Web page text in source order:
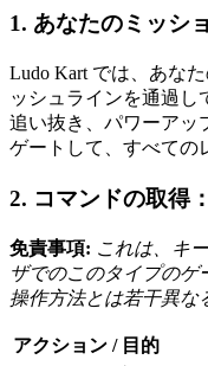
1. あなたのミッシ
Ludo Kart では、あな
ッシュラインを通過し
追い抜き、パワーアッ
ゲートして、すべての
2. コマンドの取得
免責事項: これは、キ
ザでのこのタイプのゲ
操作方法とは若干異な
アクション / 目的